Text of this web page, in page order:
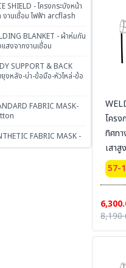
SHIELD - โครงกระบังหน้า
งานเชื่อม ไฟฟ้า arcflash
BLANKET - ผ้าห่มกัน
แสงจากงานเชื่อม
SUPPORT & BACK
งหลัง-บ่า-ข้อมือ-หัวไหล่-ข้อ
FABRIC MASK-
FABRIC MASK -
าะห์ UN95 SERIES
โครง
ทิศท
เสาสู
57-
8,190